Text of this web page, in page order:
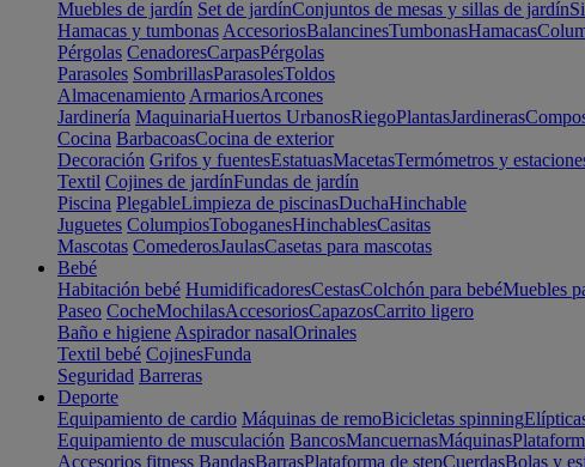
Muebles de jardín Set de jardínConjuntos de mesas y sillas de jardín
Hamacas y tumbonas AccesoriosBalancinesTumbonasHamacas
Pérgolas CenadoresCarpasPérgolas
Parasoles SombrillasParasolesToldos
Almacenamiento ArmariosArcones
Jardinería MaquinariaHuertos UrbanosRiegoPlantasJardineras
Cocina BarbacoasCocina de exterior
Decoración Grifos y fuentesEstatuasMacetasTermómetros y
Textil Cojines de jardínFundas de jardín
Piscina PlegableLimpieza de piscinasDuchaHinchable
Juguetes ColumpiosToboganesHinchablesCasitas
Mascotas ComederosJaulasCasetas para mascotas
Bebé
Habitación bebé HumidificadoresCestasColchón para bebéMuebles
Paseo CocheMochilasAccesoriosCapazosCarrito ligero
Baño e higiene Aspirador nasalOrinales
Textil bebé CojinesFunda
Seguridad Barreras
Deporte
Equipamiento de cardio Máquinas de remoBicicletas spinning
Equipamiento de musculación BancosMancuernasMáquinas
Accesorios fitness BandasBarrasPlataforma de stepCuerdasBolas y